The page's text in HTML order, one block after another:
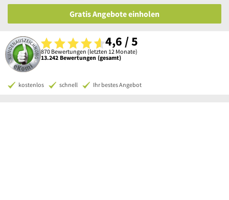
Gratis Angebote einholen
4,6 / 5
870 Bewertungen (letzten 12 Monate)
13.242 Bewertungen (gesamt)
kostenlos schnell Ihr bestes Angebot